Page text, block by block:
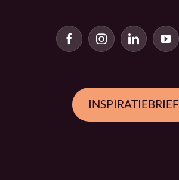
INSPIRATIEBRIEF